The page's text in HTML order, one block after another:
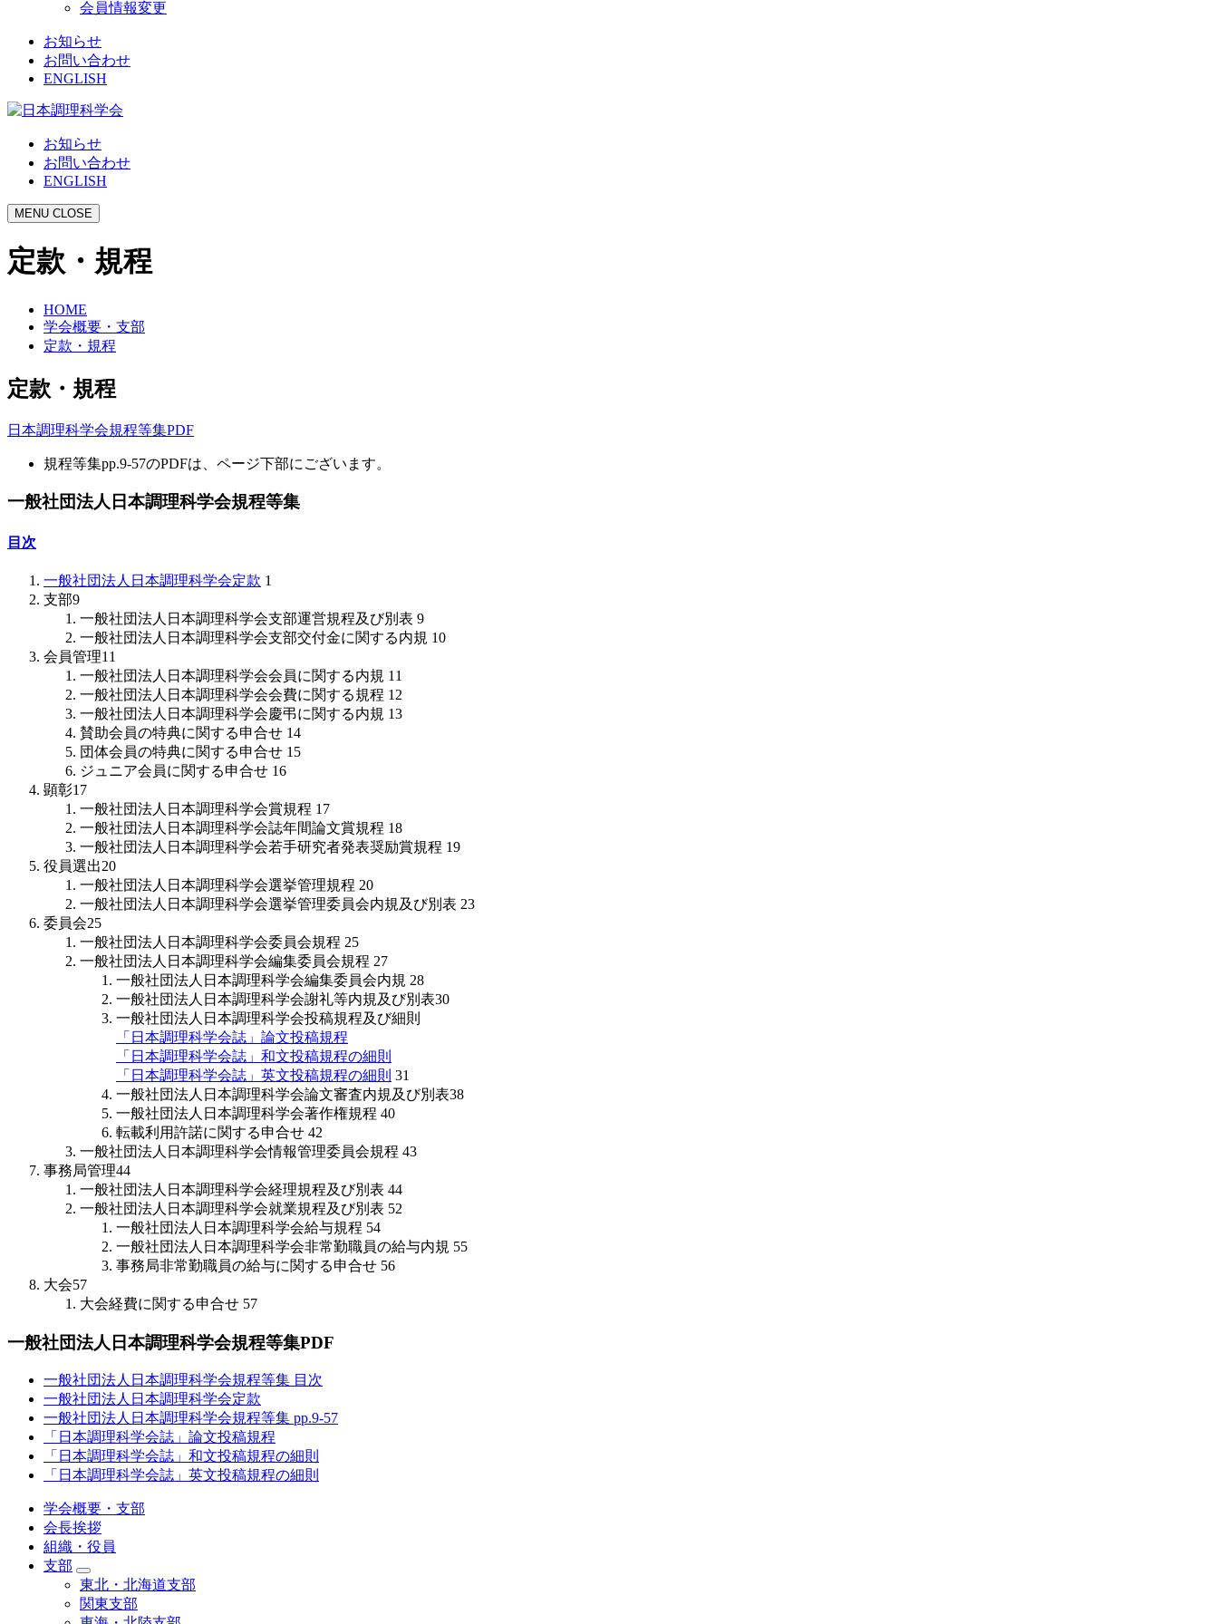
会員情報変更
お知らせ
お問い合わせ
ENGLISH
お知らせ
お問い合わせ
ENGLISH
MENU CLOSE
定款・規程
HOME
学会概要・支部
定款・規程
定款・規程
日本調理科学会規程等集PDF
規程等集pp.9-57のPDFは、ページ下部にございます。
一般社団法人日本調理科学会規程等集
目次
一般社団法人日本調理科学会定款 1
支部9
一般社団法人日本調理科学会支部運営規程及び別表 9
一般社団法人日本調理科学会支部交付金に関する内規 10
会員管理11
一般社団法人日本調理科学会会員に関する内規 11
一般社団法人日本調理科学会会費に関する規程 12
一般社団法人日本調理科学会慶弔に関する内規 13
賛助会員の特典に関する申合せ 14
団体会員の特典に関する申合せ 15
ジュニア会員に関する申合せ 16
顕彰17
一般社団法人日本調理科学会賞規程 17
一般社団法人日本調理科学会誌年間論文賞規程 18
一般社団法人日本調理科学会若手研究者発表奨励賞規程 19
役員選出20
一般社団法人日本調理科学会選挙管理規程 20
一般社団法人日本調理科学会選挙管理委員会内規及び別表 23
委員会25
一般社団法人日本調理科学会委員会規程 25
一般社団法人日本調理科学会編集委員会規程 27
一般社団法人日本調理科学会編集委員会内規 28
一般社団法人日本調理科学会謝礼等内規及び別表30
一般社団法人日本調理科学会投稿規程及び細則
「日本調理科学会誌」論文投稿規程
「日本調理科学会誌」和文投稿規程の細則
「日本調理科学会誌」英文投稿規程の細則 31
一般社団法人日本調理科学会論文審査内規及び別表38
一般社団法人日本調理科学会著作権規程 40
転載利用許諾に関する申合せ 42
一般社団法人日本調理科学会情報管理委員会規程 43
事務局管理44
一般社団法人日本調理科学会経理規程及び別表 44
一般社団法人日本調理科学会就業規程及び別表 52
一般社団法人日本調理科学会給与規程 54
一般社団法人日本調理科学会非常勤職員の給与内規 55
事務局非常勤職員の給与に関する申合せ 56
大会57
大会経費に関する申合せ 57
一般社団法人日本調理科学会規程等集PDF
一般社団法人日本調理科学会規程等集 目次
一般社団法人日本調理科学会定款
一般社団法人日本調理科学会規程等集 pp.9-57
「日本調理科学会誌」論文投稿規程
「日本調理科学会誌」和文投稿規程の細則
「日本調理科学会誌」英文投稿規程の細則
学会概要・支部
会長挨拶
組織・役員
支部
東北・北海道支部
関東支部